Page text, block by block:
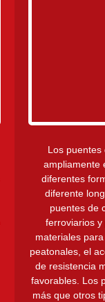
Los puentes
ampliamente
diferentes
diferente
puentes de
ferroviarios y
materiales
peatonales, el
de resistencia
favorables. Los
más que otros